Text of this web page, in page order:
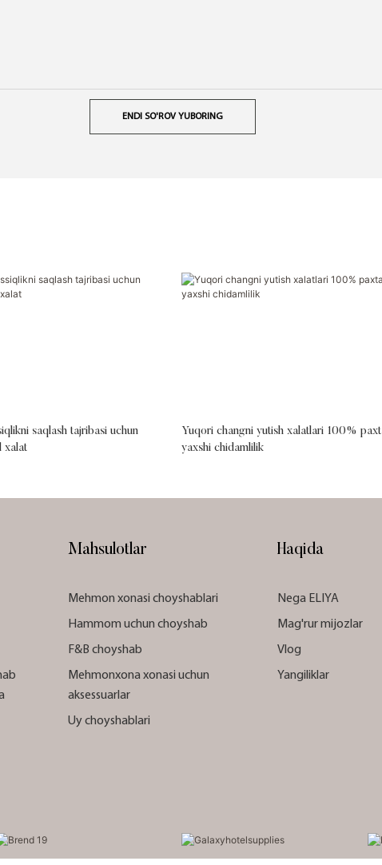
ENDI SO'ROV YUBORING
saqlash tajribasi uchun
xalat
Yuqori changni yutish xalatlari 100%
yaxshi chidamlilik
Mahsulotlar
Mehmon xonasi choyshablari
Hammom uchun choyshab
F&B choyshab
Mehmonxona xonasi uchun
aksessuarlar
Uy choyshablari
Haqida
Nega ELIYA
Mag'rur mijozlar
Vlog
Yangiliklar